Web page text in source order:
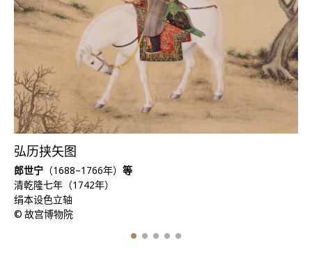
弘历挟矢图
郎世宁 （1688–1766年） 等
清乾隆七年（1742年）
绢本设色立轴
© 故宫博物院